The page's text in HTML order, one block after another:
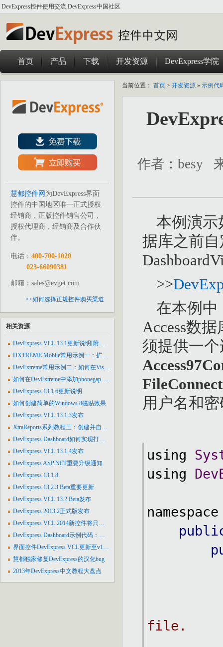
DevExpress控件使用交流,DevExpress中国社区
首页 产品 下载 开发资源 DevExpress学院
当前位置： 首页 > 开发资源 » 示例代
作者：besy
本例演
据库之前
>>
在本例中
Access数
须提供一
用户名和
using
using
file.
慧都控件网 为DevExpress界面
控件的中国地区唯一正式授权
经销商，正版控件销售公司，
授权代理商，经销商及合作伙
伴。
电话：400-700-1020
023-66090381
邮箱：sales@evget.com
>>如何选择正规控件购买渠道
相关资源
DevExpress VCL 13.1更新说明[附下载]
DXTREME Mobile常用示例一：扩展滑块布局并创建自定义命令管理器
DevExtreme常用示例二：如何在Visual Studio中创建本地封装包
如何在DevExtreme中添加phonegap InAppBrowser
DevExpress 13.1.6更新说明
如何创建简单的Windows 8磁贴效果
DevExpress VCL 13.1.3发布
XtraReports系列教程三：创建并自定义继承报表
DevExpress Dashboard如何实现打印和输出
DevExpress VCL 13.1.4发布
DevExpress ASP.NET重要升级通知
DevExpress 13.1.8
DevExpress 13.2.3 Beta重要更新
DevExpress VCL 13.2 Beta发布
DevExpress 2013.2正式版发布
DevExpress VCL 2014新控件将只支持Delphi/C++Builder XE
DevExpress Dashboard示例代码：处理代码形式的数据源
界面控件DevExpress VCL更新至v13.2.3
慧都独家修复DevExpress的汉化bug
2013年DevExpress中文教程大盘点